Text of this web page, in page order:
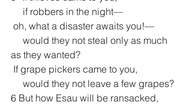
     if robbers in the night—
oh, what a disaster awaits you!—
as they wanted?
If grape pickers came to you,
     would they not leave a few grapes?
6 But how Esau will be ransacked,